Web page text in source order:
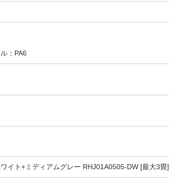
：PA6
イト+ミディアムグレー RHJ01A0505-DW [最大3畳]